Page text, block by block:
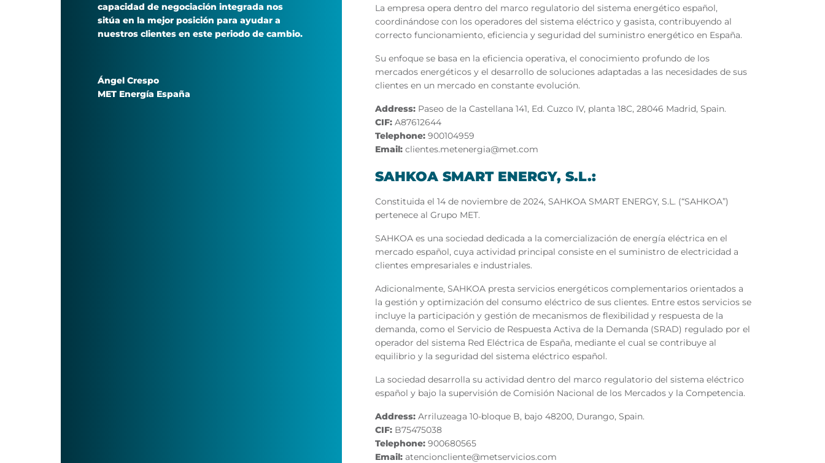
capacidad de negociación integrada nos
sitúa en la mejor posición para ayudar a
nuestros clientes en este periodo de cambio.
Ángel Crespo
MET Energía España
La empresa opera dentro del marco regulatorio del sistema energético español,
coordinándose con los operadores del sistema eléctrico y gasista, contribuyendo al
correcto funcionamiento, eficiencia y seguridad del suministro energético en España.
Su enfoque se basa en la eficiencia operativa, el conocimiento profundo de los
mercados energéticos y el desarrollo de soluciones adaptadas a las necesidades de sus
clientes en un mercado en constante evolución.
Address: Paseo de la Castellana 141, Ed. Cuzco IV, planta 18C, 28046 Madrid, Spain.
CIF:A87612644
Telephone:900104959
Email: clientes.metenergia@met.com
SAHKOA SMART ENERGY, S.L.:
Constituida el 14 de noviembre de 2024, SAHKOA SMART ENERGY, S.L. (“SAHKOA”)
pertenece al Grupo MET.
SAHKOA es una sociedad dedicada a la comercialización de energía eléctrica en el
mercado español, cuya actividad principal consiste en el suministro de electricidad a
clientes empresariales e industriales.
Adicionalmente, SAHKOA presta servicios energéticos complementarios orientados a
la gestión y optimización del consumo eléctrico de sus clientes. Entre estos servicios se
incluye la participación y gestión de mecanismos de flexibilidad y respuesta de la
demanda, como el Servicio de Respuesta Activa de la Demanda (SRAD) regulado por el
operador del sistema Red Eléctrica de España, mediante el cual se contribuye al
equilibrio y la seguridad del sistema eléctrico español.
La sociedad desarrolla su actividad dentro del marco regulatorio del sistema eléctrico
español y bajo la supervisión de Comisión Nacional de los Mercados y la Competencia.
Address: Arriluzeaga 10-bloque B, bajo 48200, Durango, Spain.
CIF: B75475038
Telephone: 900680565
Email:atencioncliente@metservicios.com